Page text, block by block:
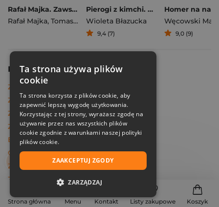
Strona główna Menu Kontakt Listy zakupowe Koszyk
Rafał Majka. Zawsze z przodu. Rozmawia Tomasz Kalemba - książka z autografem
Rafał Majka, Tomasz Kalemba
Pierogi z kimchi. Moje ulubione azjatyckie przepisy
Wioleta Błazucka
9,4 (7)
Węcowski
9,0 (9)
Podobne wydawnictwa
Znak Literanova
Znak
Znak Horyzont
Znak Emotikon
Egmont
Otwarte
Znak Koncept
Znak JednymSłowem
Czarne
Ta strona używa plików
cookie
Ta strona korzysta z plików cookie, aby
zapewnić lepszą wygodę użytkowania.
Korzystając z tej strony, wyrażasz zgodę na
używanie przez nas wszystkich plików
cookie zgodnie z warunkami naszej polityki
plików cookie.
ZAAKCEPTUJ ZGODY
ZARZĄDZAJ
NIEZBĘDNE